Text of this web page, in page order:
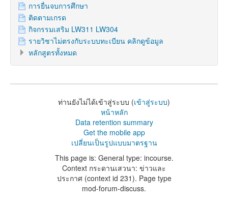
การยื่นจบการศึกษา
ติดตามเกรด
กิจกรรมเสริม LW311 LW304
รายวิชาไม่ตรงกับระบบทะเบียน คลิกดูข้อมูล
หลักสูตรทั้งหมด
ท่านยังไม่ได้เข้าสู่ระบบ (เข้าสู่ระบบ)
หน้าหลัก
Data retention summary
Get the mobile app
เปลี่ยนเป็นรูปแบบมาตรฐาน
This page is: General type: incourse.
Context กระดานเสวนา: ข่าวและ
ประกาศ (context id 231). Page type
mod-forum-discuss.